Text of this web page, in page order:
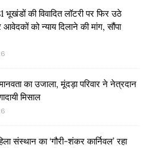
की विवादित लॉटरी पर फिर उठे
को न्याय दिलाने की मांग, सौंपा
का उजाला, मूंदड़ा परिवार ने नेत्रदान
मिसाल
संस्थान का ‘गौरी-शंकर कार्निवल’ रहा